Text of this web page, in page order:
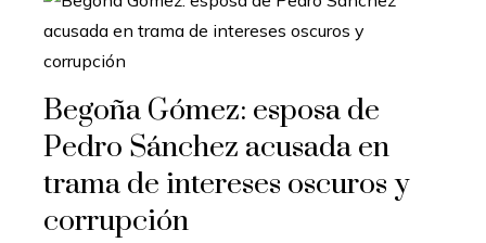
Begoña Gómez: esposa de
Pedro Sánchez acusada en
trama de intereses oscuros y
corrupción